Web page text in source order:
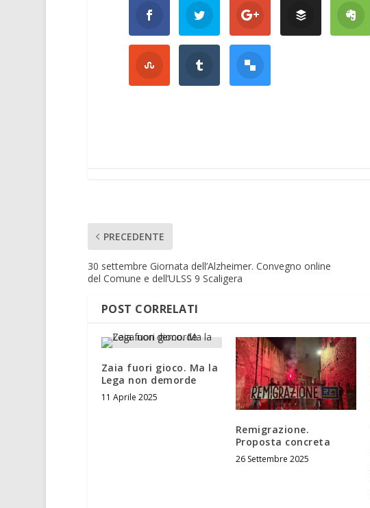
PRECEDENTE
30 settembre Giornata dell’Alzheimer. Convegno online
del Comune e dell’ULSS 9 Scaligera
POST CORRELATI
Zaia fuori gioco. Ma la
Lega non demorde
11 Aprile 2025
Remigrazione.
Proposta concreta
26 Settembre 2025